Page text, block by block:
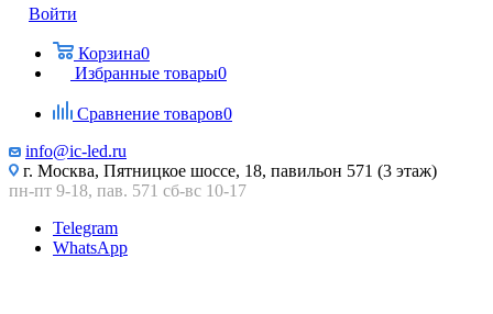
Войти
Корзина0
Избранные товары0
Сравнение товаров0
info@ic-led.ru
г. Москва, Пятницкое шоссе, 18, павильон 571 (3 этаж)
пн-пт 9-18, пав. 571 сб-вс 10-17
Telegram
WhatsApp